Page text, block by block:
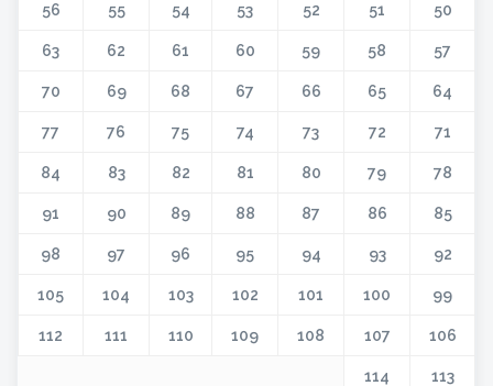
50
51
52
53
54
55
56
57
58
59
60
61
62
63
64
65
66
67
68
69
70
71
72
73
74
75
76
77
78
79
80
81
82
83
84
85
86
87
88
89
90
91
92
93
94
95
96
97
98
99
100
101
102
103
104
105
106
107
108
109
110
111
112
113
114